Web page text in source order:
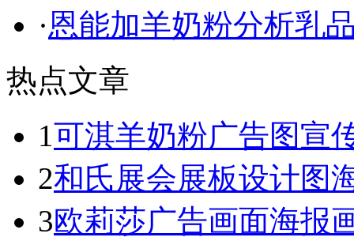
·恩能加羊奶粉分析乳
热点文章
1可淇羊奶粉广告图宣
2和氏展会展板设计图
3欧莉莎广告画面海报